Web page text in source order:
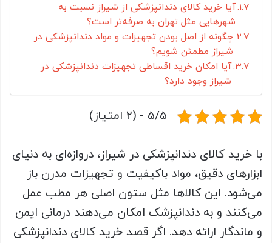
آیا خرید کالای دندانپزشکی از شیراز نسبت به
شهرهایی مثل تهران به صرفه‌تر است؟
چگونه از اصل بودن تجهیزات و مواد دندانپزشکی در
شیراز مطمئن شویم؟
آیا امکان خرید اقساطی تجهیزات دندانپزشکی در
شیراز وجود دارد؟
5/5 - (2 امتیاز)
با خرید کالای دندانپزشکی در شیراز، دروازه‌ای به دنیای
ابزارهای دقیق، مواد باکیفیت و تجهیزات مدرن باز
می‌شود. این کالاها مثل ستون اصلی هر مطب عمل
می‌کنند و به دندانپزشک امکان می‌دهند درمانی ایمن
و ماندگار ارائه دهد. اگر قصد خرید کالای دندانپزشکی